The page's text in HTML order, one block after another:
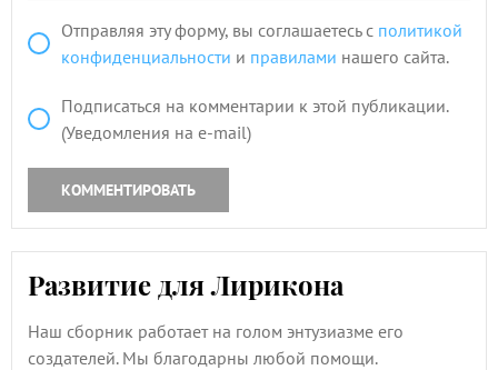
Отправляя эту форму, вы соглашаетесь с политикой
конфиденциальности и правилами нашего сайта.
Подписаться на комментарии к этой публикации.
(Уведомления на e-mail)
КОММЕНТИРОВАТЬ
Развитие для Лирикона
Наш сборник работает на голом энтузиазме его
создателей. Мы благодарны любой помощи.